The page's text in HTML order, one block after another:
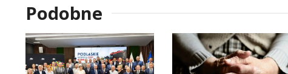
Podobne